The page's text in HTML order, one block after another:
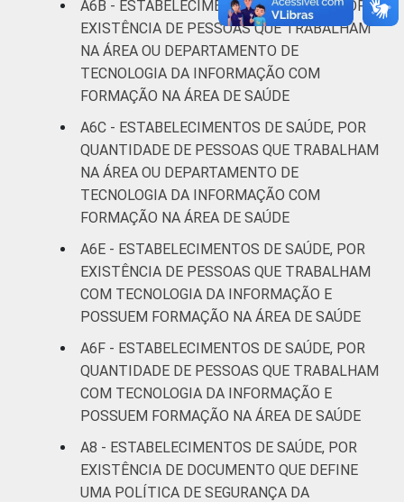
A6B - ESTABELECIMENTOS DE SAÚDE, POR
EXISTÊNCIA DE PESSOAS QUE TRABALHAM
NA ÁREA OU DEPARTAMENTO DE
TECNOLOGIA DA INFORMAÇÃO COM
FORMAÇÃO NA ÁREA DE SAÚDE
A6C - ESTABELECIMENTOS DE SAÚDE, POR
QUANTIDADE DE PESSOAS QUE TRABALHAM
NA ÁREA OU DEPARTAMENTO DE
TECNOLOGIA DA INFORMAÇÃO COM
FORMAÇÃO NA ÁREA DE SAÚDE
A6E - ESTABELECIMENTOS DE SAÚDE, POR
EXISTÊNCIA DE PESSOAS QUE TRABALHAM
COM TECNOLOGIA DA INFORMAÇÃO E
POSSUEM FORMAÇÃO NA ÁREA DE SAÚDE
A6F - ESTABELECIMENTOS DE SAÚDE, POR
QUANTIDADE DE PESSOAS QUE TRABALHAM
COM TECNOLOGIA DA INFORMAÇÃO E
POSSUEM FORMAÇÃO NA ÁREA DE SAÚDE
A8 - ESTABELECIMENTOS DE SAÚDE, POR
EXISTÊNCIA DE DOCUMENTO QUE DEFINE
UMA POLÍTICA DE SEGURANÇA DA